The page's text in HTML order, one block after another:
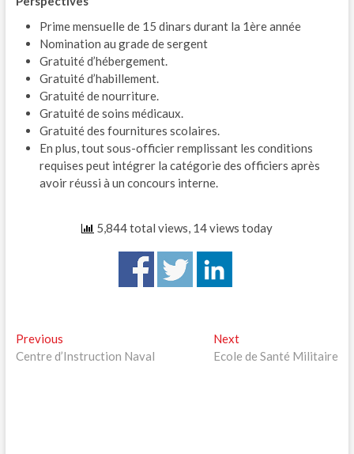
Prime mensuelle de 15 dinars durant la 1ère année
Nomination au grade de sergent
Gratuité d’hébergement.
Gratuité d’habillement.
Gratuité de nourriture.
Gratuité de soins médicaux.
Gratuité des fournitures scolaires.
En plus, tout sous-officier remplissant les conditions
requises peut intégrer la catégorie des officiers après
avoir réussi à un concours interne.
5,844 total views, 14 views today
Navigation
de
PreviousPrevious
post:
Centre d’Instruction Naval
NextNext
post:
Ecole de Santé Militaire